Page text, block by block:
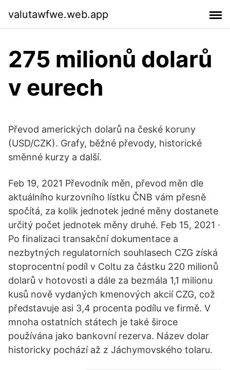
valutawfwe.web.app
275 milionů dolarů
v eurech
Převod amerických dolarů na české koruny
(USD/CZK). Grafy, běžné převody, historické
směnné kurzy a další.
Feb 19, 2021 Převodník měn, převod měn dle
aktuálního kurzovního lístku ČNB vám přesně
spočítá, za kolik jednotek jedné měny dostanete
určitý počet jednotek měny druhé. Feb 15, 2021 ·
Po finalizaci transakční dokumentace a
nezbytných regulatorních souhlasech CZG získá
stoprocentní podíl v Coltu za částku 220 milionů
dolarů v hotovosti a dále za bezmála 1,1 milionu
kusů nově vydaných kmenových akcií CZG, což
představuje asi 3,4 procenta podílu ve firmě. V
mnoha ostatních státech je také široce
používána jako bankovní rezerva. Název dolar
historicky pochází až z Jáchymovského tolaru.